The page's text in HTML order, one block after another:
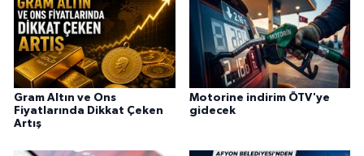
Gram Altın ve Ons
Fiyatlarında Dikkat Çeken
Artış
Motorine indirim ÖTV'ye
gidecek